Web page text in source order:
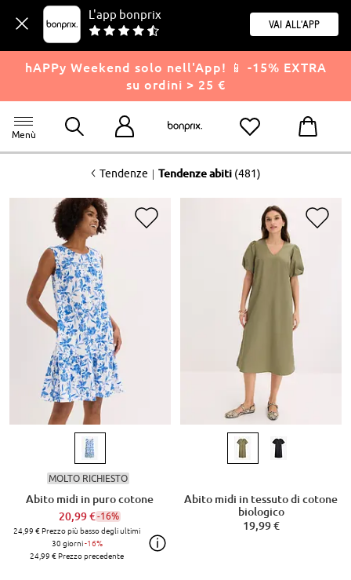
L'app bonprix
Vai all'app
hAPPy Weekend solo nell'App! 📱 -15% EXTRA
su ordini > 25 €
Menù
<Tendenze | Tendenze abiti (481)
MOLTO RICHIESTO
Abito midi in puro cotone
20,99 €-16%
24,99 €Prezzo più basso degli ultimi
30 giorni-16%
24,99 €Prezzo precedente
Abito midi in tessuto di cotone
biologico
19,99 €